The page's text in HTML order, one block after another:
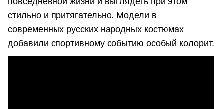
стильно и притягательно. Модели в
современных русских народных костюмах
добавили спортивному событию особый колорит.